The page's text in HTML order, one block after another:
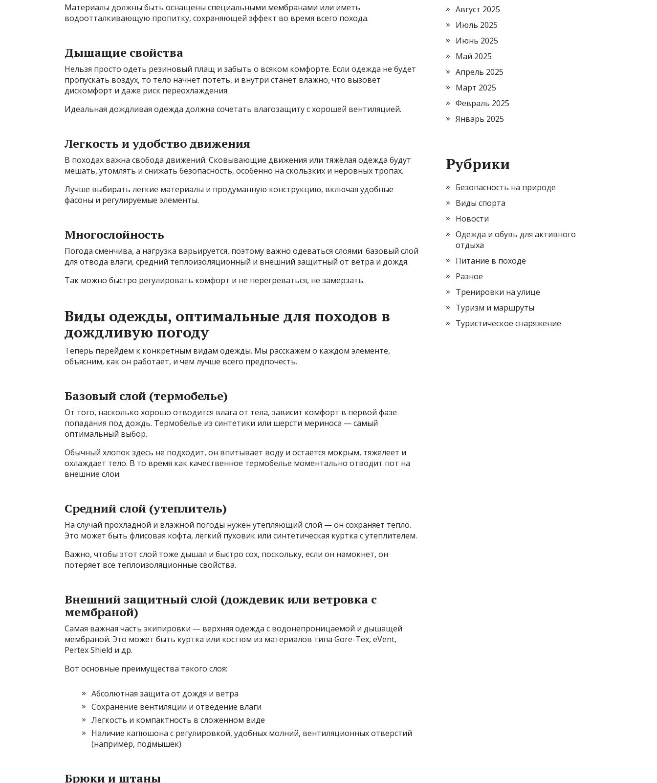
Материалы должны быть оснащены специальными мембранами или иметь
водоотталкивающую пропитку, сохраняющей эффект во время всего похода.
Дышащие свойства
Нельзя просто одеть резиновый плащ и забыть о всяком комфорте. Если одежда не будет
пропускать воздух, то тело начнет потеть, и внутри станет влажно, что вызовет
дискомфорт и даже риск переохлаждения.
Идеальная дождливая одежда должна сочетать влагозащиту с хорошей вентиляцией.
Легкость и удобство движения
В походах важна свобода движений. Сковывающие движения или тяжёлая одежда будут
мешать, утомлять и снижать безопасность, особенно на скользких и неровных тропах.
Лучше выбирать легкие материалы и продуманную конструкцию, включая удобные
фасоны и регулируемые элементы.
Многослойность
Погода сменчива, а нагрузка варьируется, поэтому важно одеваться слоями: базовый слой
для отвода влаги, средний теплоизоляционный и внешний защитный от ветра и дождя.
Так можно быстро регулировать комфорт и не перегреваться, не замерзать.
Виды одежды, оптимальные для походов в
дождливую погоду
Теперь перейдём к конкретным видам одежды. Мы расскажем о каждом элементе,
объясним, как он работает, и чем лучше всего предпочесть.
Базовый слой (термобелье)
От того, насколько хорошо отводится влага от тела, зависит комфорт в первой фазе
попадания под дождь. Термобелье из синтетики или шерсти мериноса — самый
оптимальный выбор.
Обычный хлопок здесь не подходит, он впитывает воду и остается мокрым, тяжелеет и
охлаждает тело. В то время как качественное термобелье моментально отводит пот на
внешние слои.
Средний слой (утеплитель)
На случай прохладной и влажной погоды нужен утепляющий слой — он сохраняет тепло.
Это может быть флисовая кофта, лёгкий пуховик или синтетическая куртка с утеплителем.
Важно, чтобы этот слой тоже дышал и быстро сох, поскольку, если он намокнет, он
потеряет все теплоизоляционные свойства.
Внешний защитный слой (дождевик или ветровка с
мембраной)
Самая важная часть экипировки — верхняя одежда с водонепроницаемой и дышащей
мембраной. Это может быть куртка или костюм из материалов типа Gore-Tex, eVent,
Pertex Shield и др.
Вот основные преимущества такого слоя:
Абсолютная защита от дождя и ветра
Сохранение вентиляции и отведение влаги
Легкость и компактность в сложенном виде
Наличие капюшона с регулировкой, удобных молний, вентиляционных отверстий
(например, подмышек)
Брюки и штаны
Август 2025
Июль 2025
Июнь 2025
Май 2025
Апрель 2025
Март 2025
Февраль 2025
Январь 2025
Рубрики
Безопасность на природе
Виды спорта
Новости
Одежда и обувь для активного
отдыха
Питание в походе
Разное
Тренировки на улице
Туризм и маршруты
Туристическое снаряжение